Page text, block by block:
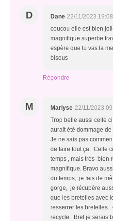
D Dane 22/11/2023 19:08
coucou elle est bien
magnifique superbe
espère que tu vas la
bisous
Répondre
M Marlyse 22/11/2023
Trop belle aussi celle
aurait été dommage
Je ne sais pas
de faire tout ça. Celle
temps , mais très bien
magnifique. Bravo
du temps, je fais de
gorge, je récupère
que les bretelles avec
resserrer les bretelles.
recycle. Bref je serais